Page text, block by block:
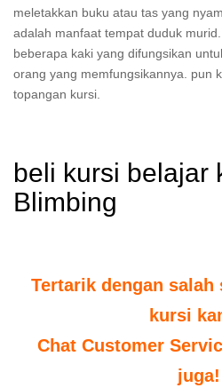
meletakkan buku atau tas yang
adalah manfaat tempat duduk
beberapa kaki yang difungsikan
orang yang memfungsikannya. pun
topangan kursi.
beli kursi belajar
Blimbing
Tertarik dengan
kursi
Chat Customer
juga!